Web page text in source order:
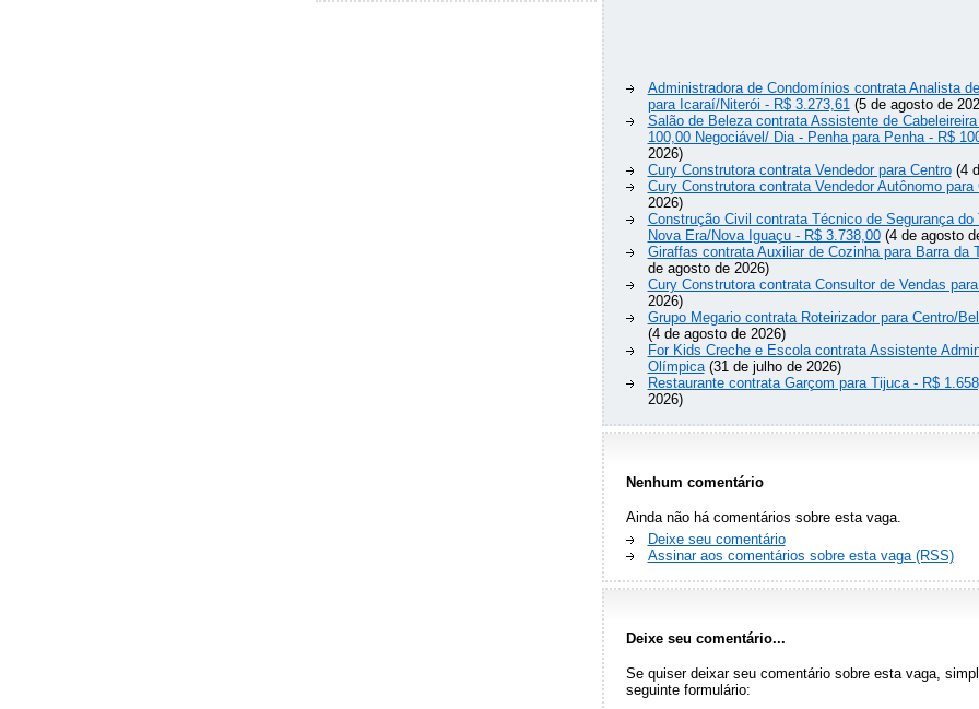
Administradora de Condomínios contrata Analista
para Icaraí/Niterói - R$ 3.273,61(5 de agosto de
Salão de Beleza contrata Assistente de
100,00 Negociável/ Dia - Penha para Penha - R$
2026)
Cury Construtora contrata Vendedor para Centro(4
Cury Construtora contrata Vendedor Autônomo para
2026)
Construção Civil contrata Técnico de Segurança do
Nova Era/Nova Iguaçu - R$ 3.738,00(4 de agosto
Giraffas contrata Auxiliar de Cozinha para Barra da
de agosto de 2026)
Cury Construtora contrata Consultor de Vendas
2026)
Grupo Megario contrata Roteirizador para Centro/
(4 de agosto de 2026)
For Kids Creche e Escola contrata Assistente
Olímpica(31 de julho de 2026)
Restaurante contrata Garçom para Tijuca - R$
2026)
Nenhum comentário
Ainda não há comentários sobre esta vaga.
Deixe seu comentário
Assinar aos comentários sobre esta vaga (RSS)
Deixe seu comentário...
Se quiser deixar seu comentário sobre esta vaga,
seguinte formulário: